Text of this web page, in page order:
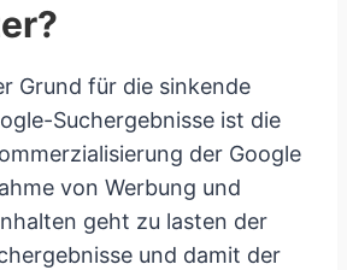
Grund für die sinkende
Suchergebnisse ist die
der Google
von Werbung und
geht zu lasten der
und damit der